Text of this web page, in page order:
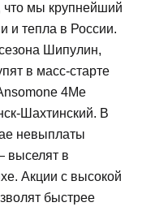
что мы крупнейший
и тепла в России.
Шипулин,
в масс-старте
4Me
Шахтинский. В
невыплаты
выселят в
Акции с высокой
быстрее